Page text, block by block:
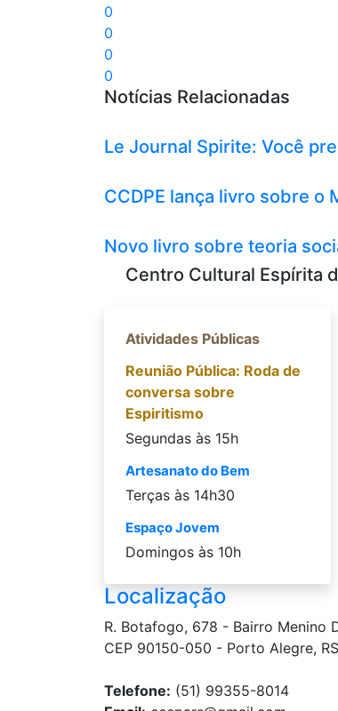
0
0
0
0
Notícias Relacionadas
Le Journal Spirite: Você
CCDPE lança livro sobre o
Novo livro sobre teoria
Centro Cultural Espírita
Atividades Públicas
Reunião Pública: Roda de
conversa sobre
Espiritismo
Segundas às 15h
Artesanato do Bem
Terças às 14h30
Espaço Jovem
Domingos às 10h
Localização
R. Botafogo, 678 - Bairro Menino
CEP 90150-050 - Porto Alegre, RS
Telefone: (51) 99355-8014